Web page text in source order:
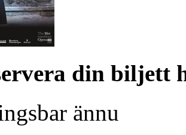
din biljett
ännu